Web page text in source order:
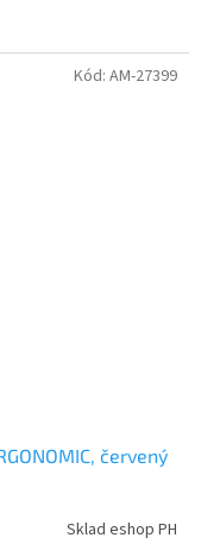
červený
Sklad eshop PH
Kód: AM-27399